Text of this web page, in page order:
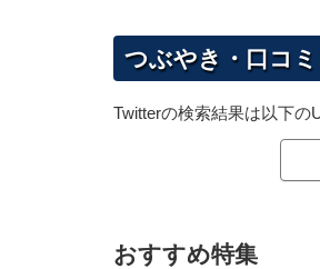
つぶやき・口コミ
Twitterの検索結果は以下の
おすすめ特集